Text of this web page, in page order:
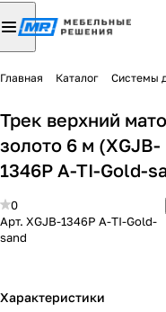
Главная Каталог Системы
Трек верхний
золото 6 м (XGJB-
1346P A-TI-Gold-
0
Арт. XGJB-1346P A-TI-Gold-
sand
Характеристики